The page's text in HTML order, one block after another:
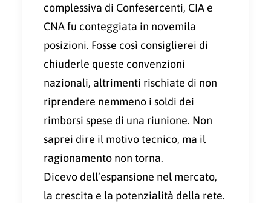
complessiva di Confesercenti, CIA e
CNA fu conteggiata in novemila
posizioni. Fosse così consiglierei di
chiuderle queste convenzioni
nazionali, altrimenti rischiate di non
riprendere nemmeno i soldi dei
rimborsi spese di una riunione. Non
saprei dire il motivo tecnico, ma il
ragionamento non torna.
Dicevo dell’espansione nel mercato,
la crescita e la potenzialità della rete.